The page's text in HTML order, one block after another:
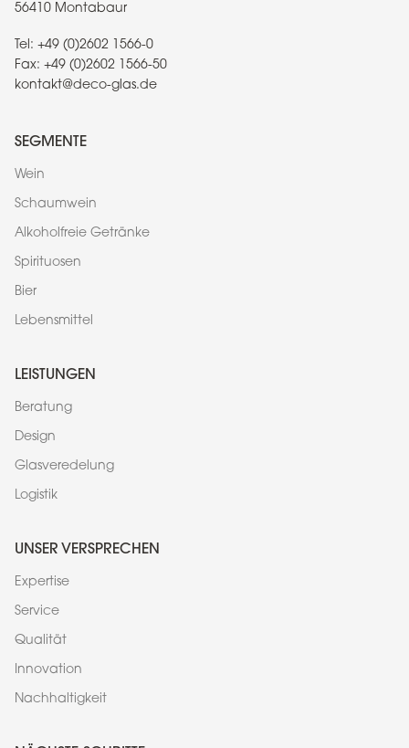
56410 Montabaur
Tel: +49 (0)2602 1566-0
Fax: +49 (0)2602 1566-50
kontakt@deco-glas.de
SEGMENTE
Wein
Schaumwein
Alkoholfreie Getränke
Spirituosen
Bier
Lebensmittel
LEISTUNGEN
Beratung
Design
Glasveredelung
Logistik
UNSER VERSPRECHEN
Expertise
Service
Qualität
Innovation
Nachhaltigkeit